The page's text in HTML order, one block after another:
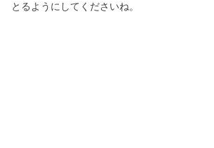
とるようにしてくださいね。